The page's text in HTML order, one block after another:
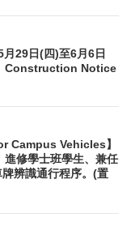
月29日(四)至6月6日
Construction Notice
Campus Vehicles】
修學士班學生、兼任
辨識通行程序。(置